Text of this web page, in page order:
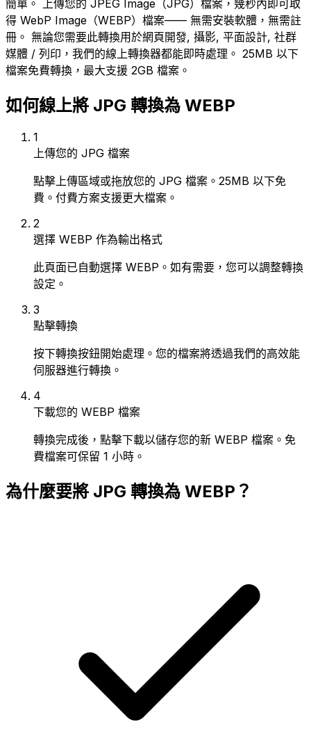
簡單。 上傳您的 JPEG Image（JPG）檔案，幾秒內即可取
得 WebP Image（WEBP）檔案—— 無需安裝軟體，無需註
冊。 無論您需要此轉換用於網頁開發, 攝影, 平面設計, 社群
媒體 / 列印，我們的線上轉換器都能即時處理。 25MB 以下
檔案免費轉換，最大支援 2GB 檔案。
如何線上將 JPG 轉換為 WEBP
1
上傳您的 JPG 檔案
點擊上傳區域或拖放您的 JPG 檔案。25MB 以下免
費。付費方案支援更大檔案。
2
選擇 WEBP 作為輸出格式
此頁面已自動選擇 WEBP。如有需要，您可以調整轉換
設定。
3
點擊轉換
按下轉換按鈕開始處理。您的檔案將透過我們的高效能
伺服器進行轉換。
4
下載您的 WEBP 檔案
轉換完成後，點擊下載以儲存您的新 WEBP 檔案。免
費檔案可保留 1 小時。
為什麼要將 JPG 轉換為 WEBP？